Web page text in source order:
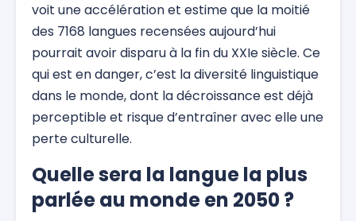
voit une accélération et estime que la moitié
des 7168 langues recensées aujourd’hui
pourrait avoir disparu à la fin du XXIe siècle. Ce
qui est en danger, c’est la diversité linguistique
dans le monde, dont la décroissance est déjà
perceptible et risque d’entraîner avec elle une
perte culturelle.
Quelle sera la langue la plus
parlée au monde en 2050 ?